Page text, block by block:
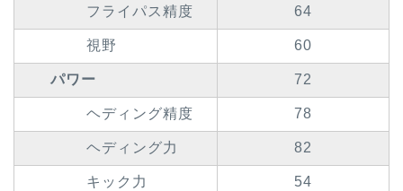
フライパス精度 64
視野 60
パワー 72
ヘディング精度 78
ヘディング力 82
キック力 54